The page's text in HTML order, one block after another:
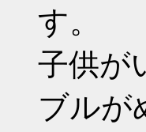
す。
子供が
ブルが